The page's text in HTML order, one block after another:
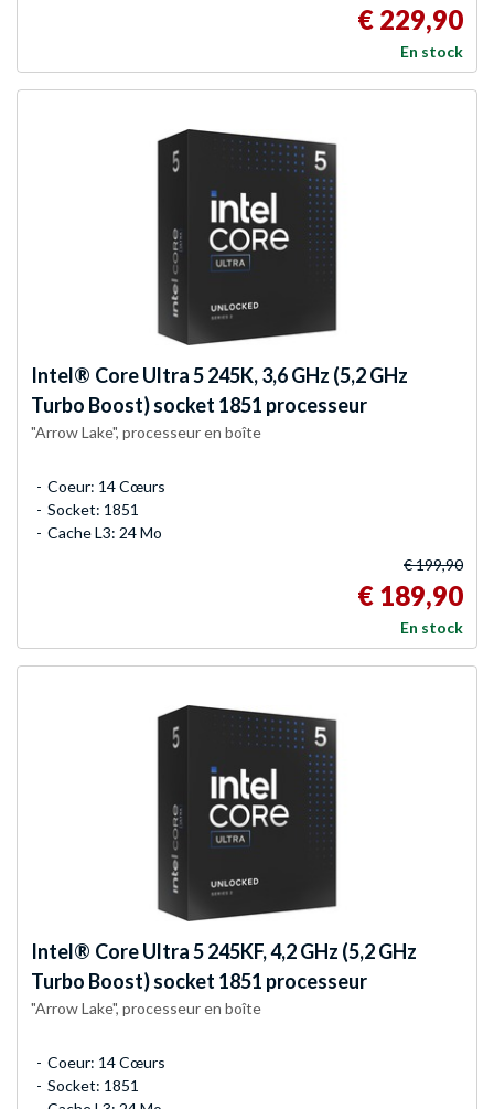
€ 229,90
En stock
Intel® Core Ultra 5 245K, 3,6 GHz (5,2 GHz
Turbo Boost) socket 1851 processeur
"Arrow Lake", processeur en boîte
Coeur: 14 Cœurs
Socket: 1851
Cache L3: 24 Mo
€ 199,90
€ 189,90
En stock
Intel® Core Ultra 5 245KF, 4,2 GHz (5,2 GHz
Turbo Boost) socket 1851 processeur
"Arrow Lake", processeur en boîte
Coeur: 14 Cœurs
Socket: 1851